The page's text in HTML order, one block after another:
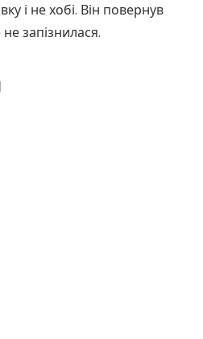
і не хобі. Він повернув
запізнилася.